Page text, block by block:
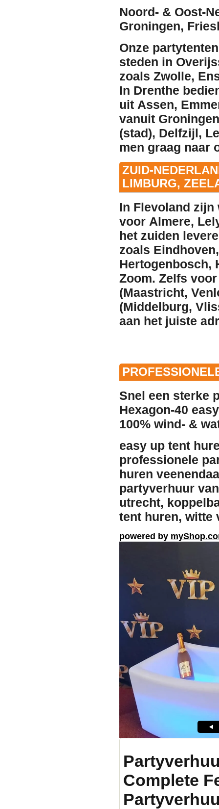
Noord- & Oost-
Groningen,
Onze
steden in
zoals Zwolle,
In Drenthe
uit Assen,
vanuit Groningen
(stad), Delfzijl,
men graag naar
ZUID-
LIMBURG,
In Flevoland zijn
voor Almere,
het zuiden
zoals Eindhoven
Hertogenbosch,
Zoom. Zelfs
(Maastricht,
(Middelburg,
aan het juiste
Snel een sterke
Hexagon-40
100% wind- &
easy up tent
professionele
huren
partyverhuur
utrecht,
tent huren, witte
powered by
Complete